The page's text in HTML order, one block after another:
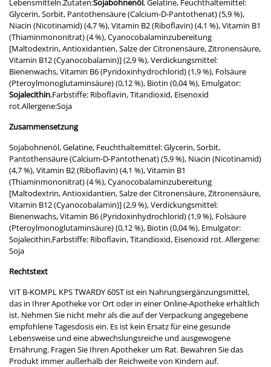
Glycerin, Sorbit, Pantothensäure (Calcium-D-Pantothenat) (5,9 %),
Niacin (Nicotinamid) (4,7 %), Vitamin B2 (Riboflavin) (4,1 %), Vitamin B1
(Thiaminmononitrat) (4 %), Cyanocobalaminzubereitung
[Maltodextrin, Antioxidantien, Salze der Citronensäure, Zitronensäure,
Vitamin B12 (Cyanocobalamin)] (2,9 %), Verdickungsmittel:
Bienenwachs, Vitamin B6 (Pyridoxinhydrochlorid) (1,9 %), Folsäure
(Pteroylmonoglutaminsäure) (0,12 %), Biotin (0,04 %), Emulgator:
Sojalecithin,Farbstiffe: Riboflavin, Titandioxid, Eisenoxid
rot.Allergene:Soja
Zusammensetzung
Sojabohnenöl, Gelatine, Feuchthaltemittel: Glycerin, Sorbit,
Pantothensäure (Calcium-D-Pantothenat) (5,9 %), Niacin (Nicotinamid)
(4,7 %), Vitamin B2 (Riboflavin) (4,1 %), Vitamin B1
(Thiaminmononitrat) (4 %), Cyanocobalaminzubereitung
[Maltodextrin, Antioxidantien, Salze der Citronensäure, Zitronensäure,
Vitamin B12 (Cyanocobalamin)] (2,9 %), Verdickungsmittel:
Bienenwachs, Vitamin B6 (Pyridoxinhydrochlorid) (1,9 %), Folsäure
(Pteroylmonoglutaminsäure) (0,12 %), Biotin (0,04 %), Emulgator:
Sojalecithin,Farbstiffe: Riboflavin, Titandioxid, Eisenoxid rot. Allergene:
Soja
Rechtstext
VIT B-KOMPL KPS TWARDY 60ST ist ein Nahrungsergänzungsmittel,
das in Ihrer Apotheke vor Ort oder in einer Online-Apotheke erhältlich
ist. Nehmen Sie nicht mehr als die auf der Verpackung angegebene
empfohlene Tagesdosis ein. Es ist kein Ersatz für eine gesunde
Lebensweise und eine abwechslungsreiche und ausgewogene
Ernährung. Fragen Sie Ihren Apotheker um Rat. Bewahren Sie das
Produkt immer außerhalb der Reichweite von Kindern auf.